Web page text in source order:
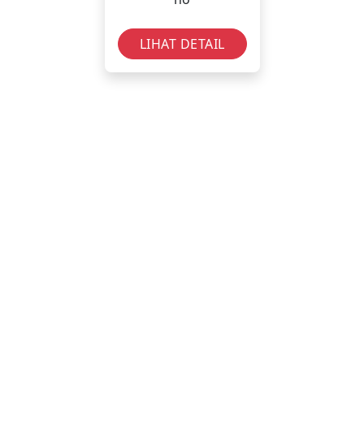
LIHAT DETAIL